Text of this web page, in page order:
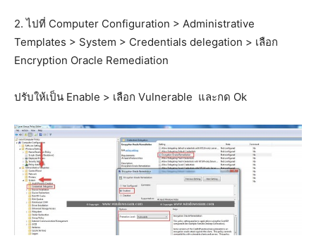
2. ไปที่ Computer Configuration > Administrative
Templates > System > Credentials delegation > เลือก
Encryption Oracle Remediation
ปรับให้เป็น Enable > เลือก Vulnerable และกด Ok